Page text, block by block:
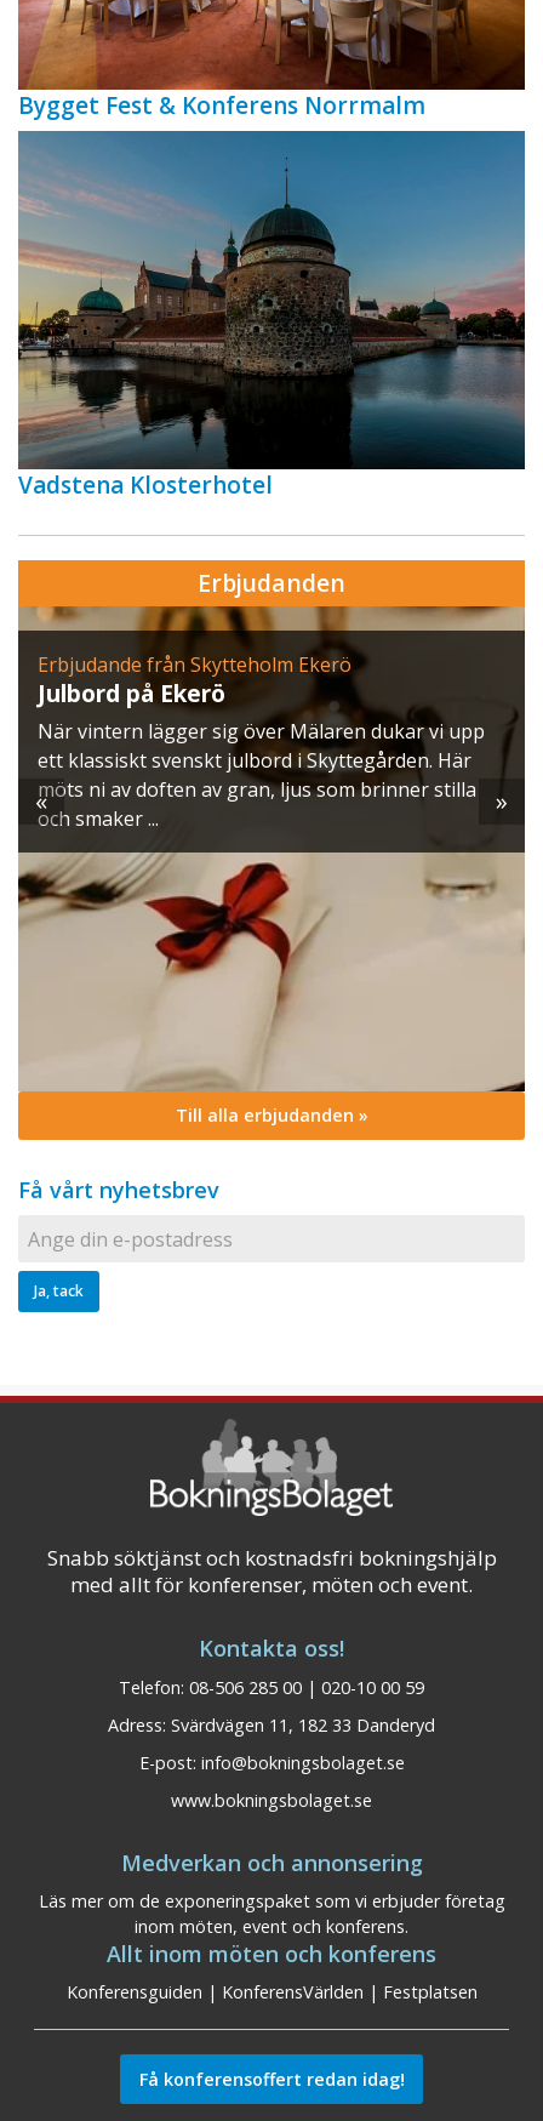
Bygget Fest & Konferens Norrmalm
Vadstena Klosterhotel
Erbjudanden
Erbjudande från Skytteholm Ekerö
Julbord på Ekerö
När vintern lägger sig över Mälaren dukar vi upp
ett klassiskt svenskt julbord i Skyttegården. Här
möts ni av doften av gran, ljus som brinner stilla
och smaker ...
« »
Till alla erbjudanden »
Få vårt nyhetsbrev
Snabb söktjänst och kostnadsfri bokningshjälp
med allt för konferenser, möten och event.
Kontakta oss!
Telefon: 08-506 285 00 | 020-10 00 59
Adress: Svärdvägen 11, 182 33 Danderyd
E-post: info@bokningsbolaget.se
www.bokningsbolaget.se
Medverkan och annonsering
Läs mer om de exponeringspaket som vi erbjuder företag
inom möten, event och konferens.
Allt inom möten och konferens
Konferensguiden | KonferensVärlden | Festplatsen
Få konferensoffert redan idag!